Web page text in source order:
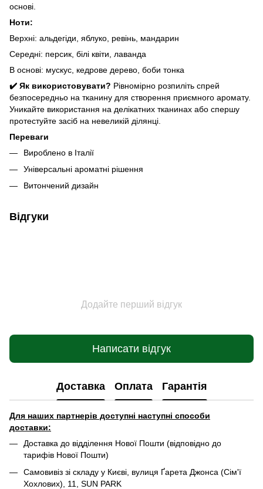
основі.
Ноти:
Верхні: альдегіди, яблуко, ревінь, мандарин
Середні: персик, білі квіти, лаванда
В основі: мускус, кедрове дерево, боби тонка
✔️ Як використовувати? Рівномірно розпиліть спрей
безпосередньо на тканину для створення приємного аромату.
Уникайте використання на делікатних тканинах або спершу
протестуйте засіб на невеликій ділянці.
Переваги
Вироблено в Італії
Універсальні ароматні рішення
Витончений дизайн
Відгуки
Додайте перший відгук
Написати відгук
Доставка Оплата Гарантія
Для наших партнерів доступні наступні способи
доставки:
Доставка до відділення Нової Пошти (відповідно до
тарифів Нової Пошти)
Самовивіз зі складу у Києві, вулиця Ґарета Джонса (Сім'ї
Хохлових), 11, SUN PARK